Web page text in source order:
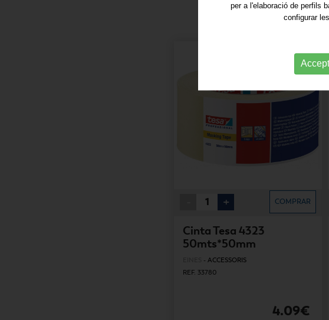
+ COMPRAR
Cinta Tesa 4323
50mts*50mm
- ACCESSORIS
REF. 33780
4.09€
per a l'elaboració de perfils
configurar